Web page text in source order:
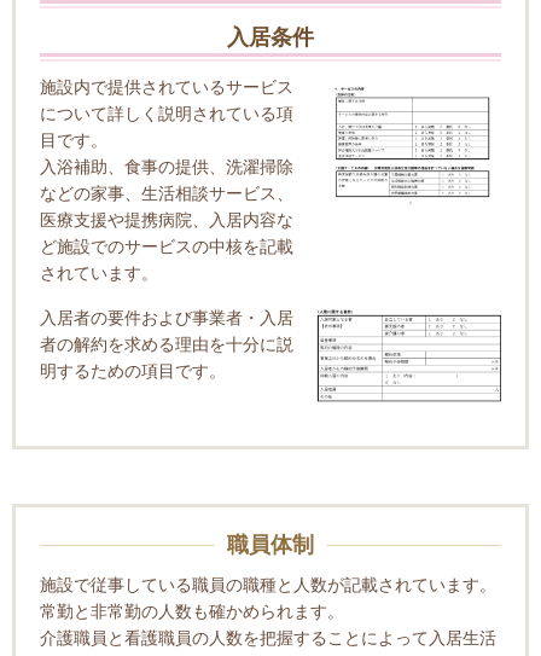
入居条件
施設内で提供されているサービス
について詳しく説明されている項
目です。
入浴補助、食事の提供、洗濯掃除
などの家事、生活相談サービス、
医療支援や提携病院、入居内容な
ど施設でのサービスの中核を記載
されています。
入居者の要件および事業者・入居
者の解約を求める理由を十分に説
明するための項目です。
職員体制
施設で従事している職員の職種と人数が記載されています。
常勤と非常勤の人数も確かめられます。
介護職員と看護職員の人数を把握することによって入居生活